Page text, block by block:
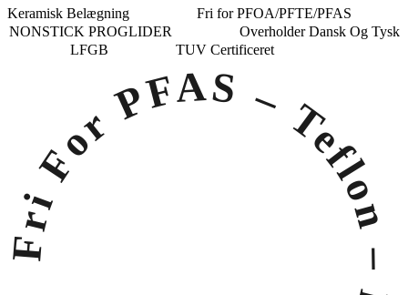
Keramisk Belægning
Fri for PFOA/PFTE/PFAS
NONSTICK PROGLIDER
Overholder Dansk Og Tysk
LFGB
TUV Certificeret
Fri For PFAS